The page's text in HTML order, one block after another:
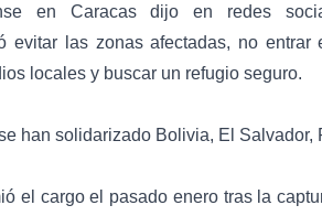
en Caracas dijo en redes
evitar las zonas afectadas, no entrar
locales y buscar un refugio seguro.
han solidarizado Bolivia, El Salvador,
el cargo el pasado enero tras la